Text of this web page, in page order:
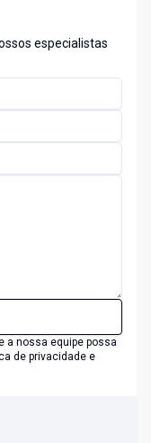
especialistas
a nossa equipe possa
de privacidade e